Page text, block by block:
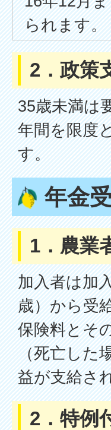
られます。
2．政策
35歳未満は
年間を限度
す。
年金
1．農業
加入者は加
歳）から受
保険料とそ
（死亡した
益が支給さ
2．特例